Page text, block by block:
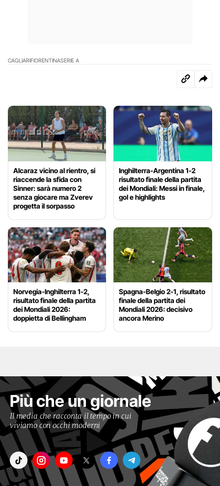
CAGLIARIFIORENTINASERIE A
Alcaraz vicino al rientro, si
riaccende la sfida con
Sinner: sarà numero 2
senza giocare ma Zverev
progetta il sorpasso
Inghilterra-Argentina 1-2
risultato finale della partita
dei Mondiali: Messi in finale,
gol e highlights
Norvegia-Inghilterra 1-2,
risultato finale della partita
dei Mondiali 2026:
doppietta di Bellingham
Spagna-Belgio 2-1, risultato
finale della partita dei
Mondiali 2026: decisivo
ancora Merino
Più che un giornale
Il media che racconta il tempo in cui
viviamo con occhi moderni